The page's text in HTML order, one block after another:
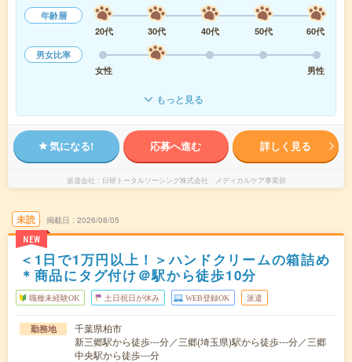
年齢層
20代
30代 40代 50代
60代
男女比率
女性
男性
もっと見る
気になる! 応募へ進む 詳しく見る
派遣会社 日研トータルソーシング株式会社 メディカルケア事業部
未読
NEW
掲載日 2026/08/05
＜1日で1万円以上！＞ハンドクリームの箱詰め
＊商品にタグ付け＠駅から徒歩10分
職種未経験OK 土日祝日が休み WEB登録OK 派遣
勤務地
千葉県柏市
新三郷駅から徒歩---分／三郷(埼玉県)駅から徒歩---分／三郷
中央駅から徒歩---分